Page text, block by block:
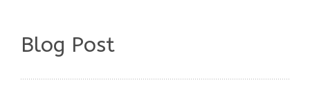
Blog Post